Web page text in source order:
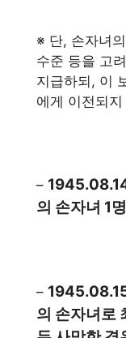
※ 단, 손자녀
수준 등을 고
지급하되, 이
에게 이전되
–
의 손자녀 1명
–
의 손자녀로